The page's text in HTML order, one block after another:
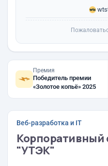
Премия
Победитель премии
«Золотое копьё» 2025
Веб-разработка и IT
Корпоративный
"УТЭК"